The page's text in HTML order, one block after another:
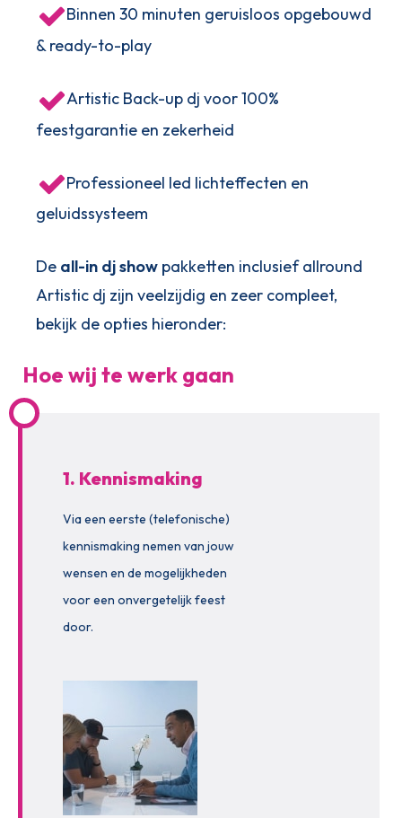
Binnen 30 minuten geruisloos opgebouwd
& ready-to-play
Artistic Back-up dj voor 100%
feestgarantie en zekerheid
Professioneel led lichteffecten en
geluidssysteem
De all-in dj show pakketten inclusief allround
Artistic dj zijn veelzijdig en zeer compleet,
bekijk de opties hieronder:
Hoe wij te werk gaan
1. Kennismaking
Via een eerste (telefonische)
kennismaking nemen van jouw
wensen en de mogelijkheden
voor een onvergetelijk feest
door.